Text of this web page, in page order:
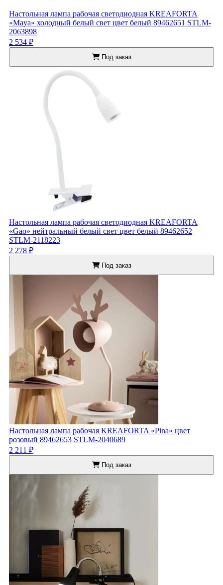
Настольная лампа рабочая светодиодная KREAFORTA
«Maya» холодный белый свет цвет белый 89462651 STLM-
2063898
2 534 ₽
Под заказ
Настольная лампа рабочая светодиодная KREAFORTA
«Gao» нейтральный белый свет цвет белый 89462652
STLM-2118223
2 278 ₽
Под заказ
Настольная лампа рабочая KREAFORTA «Pina» цвет
розовый 89462653 STLM-2040689
2 211 ₽
Под заказ